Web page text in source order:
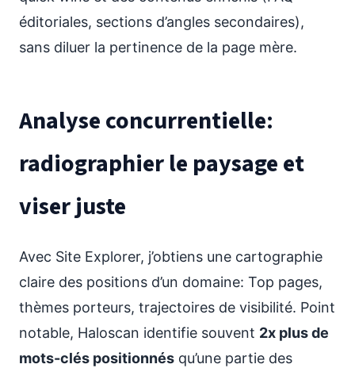
éditoriales, sections d’angles secondaires),
sans diluer la pertinence de la page mère.
Analyse concurrentielle:
radiographier le paysage et
viser juste
Avec Site Explorer, j’obtiens une cartographie
claire des positions d’un domaine: Top pages,
thèmes porteurs, trajectoires de visibilité. Point
notable, Haloscan identifie souvent 2x plus de
mots-clés positionnés qu’une partie des